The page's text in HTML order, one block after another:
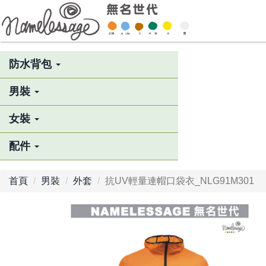
防水背包
男裝
女裝
配件
首頁 男裝 外套 抗UV輕量連帽口袋衣_NLG91M301